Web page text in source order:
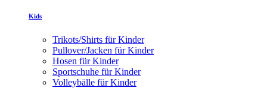
Kids
Trikots/Shirts für Kinder
Pullover/Jacken für Kinder
Hosen für Kinder
Sportschuhe für Kinder
Volleybälle für Kinder